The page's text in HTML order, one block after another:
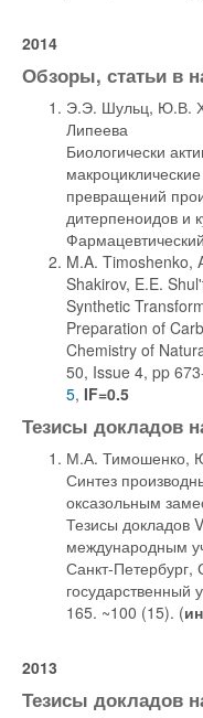
2014
Обзоры, статьи в
Э.Э. Шульц, Ю.В.
Липеева
Биологически
превращений
дитерпеноидов и
M.A. Timoshenko,
Shakirov, E.E.
Synthetic
Preparation of
Chemistry of
50, Issue 4, pp
5, IF=0.5
Тезисы докладов
М.А. Тимошенко,
Синтез
оксазольным
Тезисы докладов
международным
Санкт-Петербург,
государственный
165. ~100 (15). (
2013
Тезисы докладов